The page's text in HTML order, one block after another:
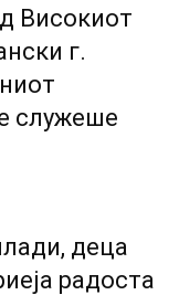
Високиот
г.
служеше
деца
радоста